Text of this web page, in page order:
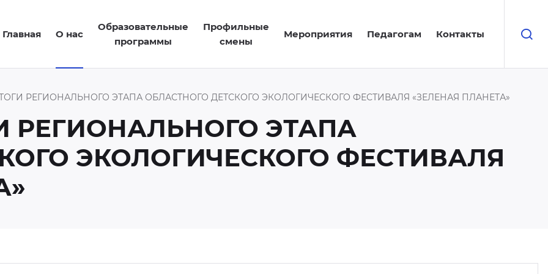
Главная О нас
Образовательные
программы
Профильные
смены
Мероприятия Педагогам Контакты
РЕГИОНАЛЬНОГО ЭТАПА ОБЛАСТНОГО ДЕТСКОГО ЭКОЛОГИЧЕСКОГО ФЕСТИВАЛЯ «ЗЕЛЕНАЯ ПЛАНЕТА»
РЕГИОНАЛЬНОГО ЭТАПА
ЭКОЛОГИЧЕСКОГО ФЕСТИВАЛЯ